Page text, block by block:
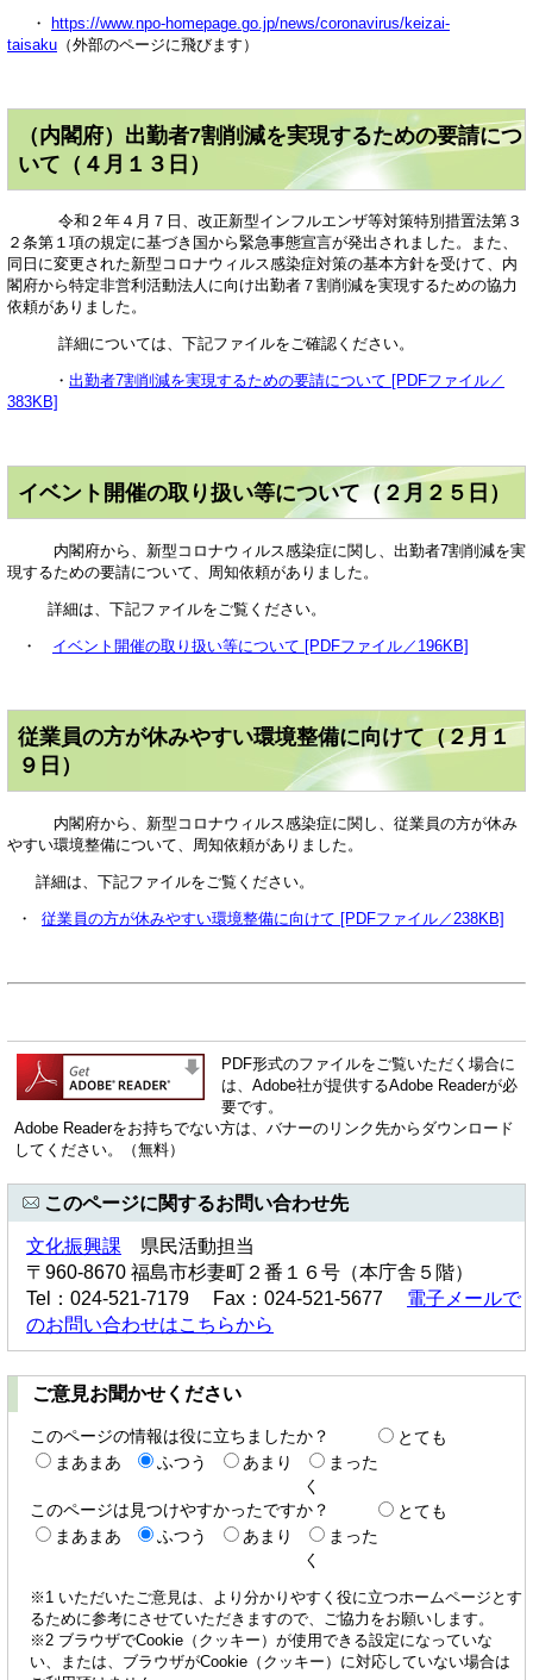
・
https://www.npo-homepage.go.jp/news/coronavirus/keizai-
taisaku （外部のページに飛びます）
（内閣府）出勤者7割削減を実現するための要請につ
いて（４月１３日）
令和２年４月７日、改正新型インフルエンザ等対策特別措置法第３
２条第１項の規定に基づき国から緊急事態宣言が発出されました。また、
同日に変更された新型コロナウィルス感染症対策の基本方針を受けて、内
閣府から特定非営利活動法人に向け出勤者７割削減を実現するための協力
依頼がありました。
詳細については、下記ファイルをご確認ください。
・ 出勤者7割削減を実現するための要請について [PDFファイル／
383KB]
イベント開催の取り扱い等について（２月２５日）
内閣府から、新型コロナウィルス感染症に関し、出勤者7割削減を実
現するための要請について、周知依頼がありました。
詳細は、下記ファイルをご覧ください。
・ イベント開催の取り扱い等について [PDFファイル／196KB]
従業員の方が休みやすい環境整備に向けて（２月１
９日）
内閣府から、新型コロナウィルス感染症に関し、従業員の方が休み
やすい環境整備について、周知依頼がありました。
詳細は、下記ファイルをご覧ください。
・ 従業員の方が休みやすい環境整備に向けて [PDFファイル／238KB]
PDF形式のファイルをご覧いただく場合に
は、Adobe社が提供するAdobe Readerが必
要です。
Adobe Readerをお持ちでない方は、バナーのリンク先からダウンロード
してください。（無料）
このページに関するお問い合わせ先
文化振興課 県民活動担当
〒960-8670 福島市杉妻町２番１６号（本庁舎５階）
Tel：024-521-7179 Fax：024-521-5677 電子メールで
のお問い合わせはこちらから
ご意見お聞かせください
このページの情報は役に立ちましたか？
とても
まあまあ
ふつう あまり
まった
く
このページは見つけやすかったですか？
とても
まあまあ
ふつう あまり
まった
く
※1 いただいたご意見は、より分かりやすく役に立つホームページとす
るために参考にさせていただきますので、ご協力をお願いします。
※2 ブラウザでCookie（クッキー）が使用できる設定になっていな
い、または、ブラウザがCookie（クッキー）に対応していない場合は